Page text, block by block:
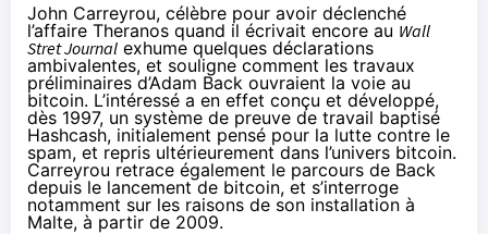
John Carreyrou, célèbre pour avoir déclenché
l’affaire Theranos quand il écrivait encore au Wall
Stret Journal exhume quelques déclarations
ambivalentes, et souligne comment les travaux
préliminaires d’Adam Back ouvraient la voie au
bitcoin. L’intéressé a en effet conçu et développé,
dès 1997, un système de preuve de travail baptisé
Hashcash, initialement pensé pour la lutte contre le
spam, et repris ultérieurement dans l’univers bitcoin.
Carreyrou retrace également le parcours de Back
depuis le lancement de bitcoin, et s’interroge
notamment sur les raisons de son installation à
Malte, à partir de 2009.